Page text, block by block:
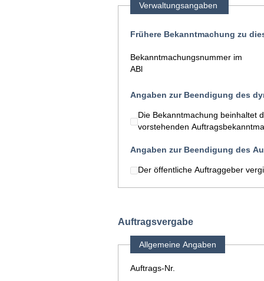
Verwaltungsangaben
Frühere Bekanntmachung zu
Bekanntmachungsnummer im
ABl
Angaben zur Beendigung des
Die Bekanntmachung beinhaltet
vorstehenden
Angaben zur Beendigung des
Der öffentliche Auftraggeber
Auftragsvergabe
Allgemeine Angaben
Auftrags-Nr.